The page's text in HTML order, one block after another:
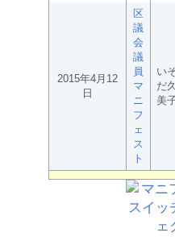
2015年4月12
日
区
議
会
議
員
マ
ニ
フ
ェ
ス
ト
い
だ久
美